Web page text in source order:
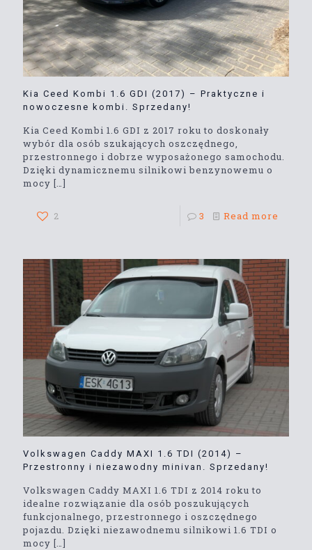
Kia Ceed Kombi 1.6 GDI (2017) – Praktyczne i
nowoczesne kombi. Sprzedany!
Kia Ceed Kombi 1.6 GDI z 2017 roku to doskonały
wybór dla osób szukających oszczędnego,
przestronnego i dobrze wyposażonego samochodu.
Dzięki dynamicznemu silnikowi benzynowemu o
mocy […]
2 3 Read more
Volkswagen Caddy MAXI 1.6 TDI (2014) –
Przestronny i niezawodny minivan. Sprzedany!
Volkswagen Caddy MAXI 1.6 TDI z 2014 roku to
idealne rozwiązanie dla osób poszukujących
funkcjonalnego, przestronnego i oszczędnego
pojazdu. Dzięki niezawodnemu silnikowi 1.6 TDI o
mocy […]